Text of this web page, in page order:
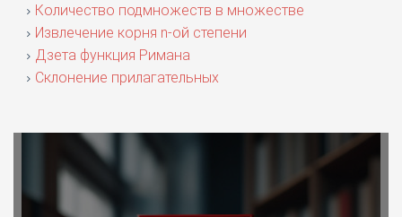
Количество подмножеств в множестве
Извлечение корня n-ой степени
Дзета функция Римана
Склонение прилагательных